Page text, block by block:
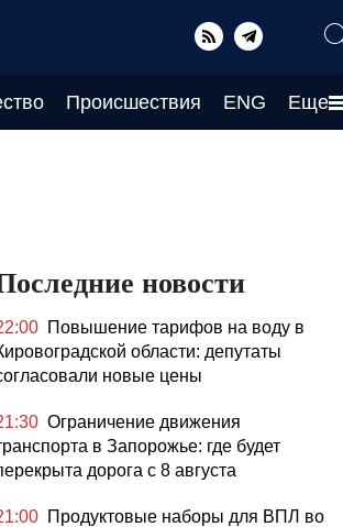
Происшествия ENG Еще
новости
Повышение тарифов на воду в
области: депутаты
новые цены
Ограничение движения
в Запорожье: где будет
дорога с 8 августа
Продуктовые наборы для ВПЛ во